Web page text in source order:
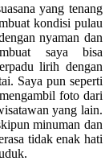
yang tenang
kondisi pulau
nyaman dan
saya bisa
lirih dengan
Saya pun seperti
foto dari
yang lain.
minuman dan
tidak enak hati